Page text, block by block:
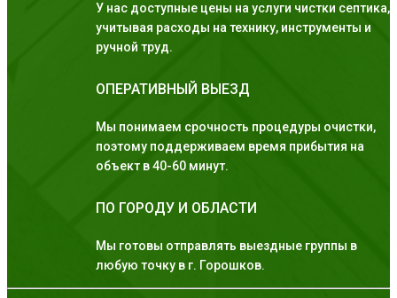
У нас доступные цены на услуги чистки септика,
учитывая расходы на технику, инструменты и
ручной труд.
ОПЕРАТИВНЫЙ ВЫЕЗД
Мы понимаем срочность процедуры очистки,
поэтому поддерживаем время прибытия на
объект в 40-60 минут.
ПО ГОРОДУ И ОБЛАСТИ
Мы готовы отправлять выездные группы в
любую точку в г. Горошков.